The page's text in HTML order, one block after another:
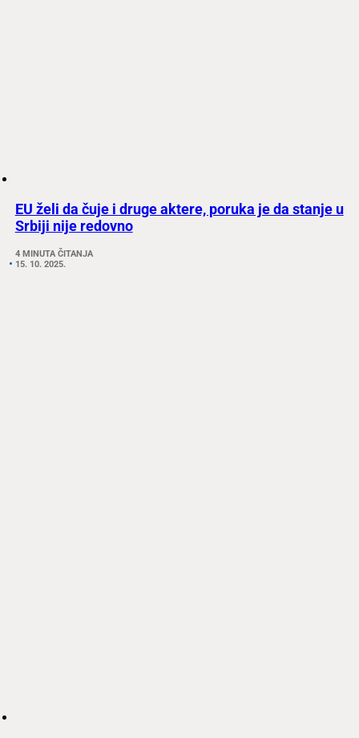
EU želi da čuje i druge aktere, poruka je da stanje u
Srbiji nije redovno
4 MINUTA ČITANJA
15. 10. 2025.